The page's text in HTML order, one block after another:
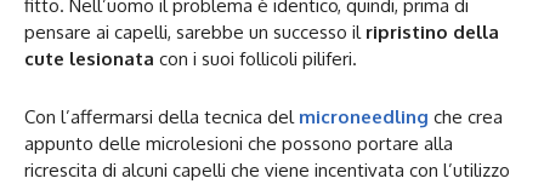
fitto. Nell’uomo il problema è identico, quindi, prima di
pensare ai capelli, sarebbe un successo il ripristino della
cute lesionata con i suoi follicoli piliferi.
Con l’affermarsi della tecnica del microneedling che crea
appunto delle microlesioni che possono portare alla
ricrescita di alcuni capelli che viene incentivata con l’utilizzo